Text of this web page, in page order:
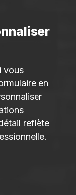
vous
en
reflète